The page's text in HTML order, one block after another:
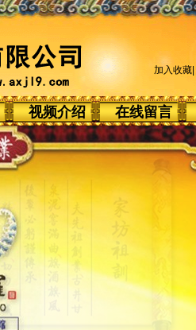
加入收藏
视频介绍 在线留言